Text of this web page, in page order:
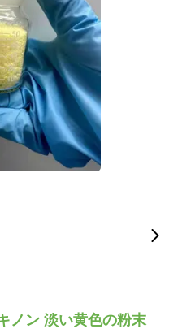
ノン 淡い黄色の粉末